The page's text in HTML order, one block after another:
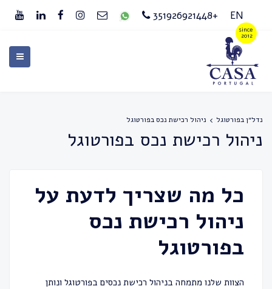
EN
+351926921448
נדל״ן בפורטוגל ניהול רכישת נכס בפורטוגל
ניהול רכישת נכס בפורטוגל
כל מה שצריך לדעת על
ניהול רכישת נכס
בפורטוגל
הצוות שלנו מתמחה בניהול רכישת נכסים בפורטוגל ונותן